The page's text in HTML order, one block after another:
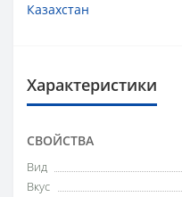
Казахстан
Характеристики
СВОЙСТВА
Вид
Вкус